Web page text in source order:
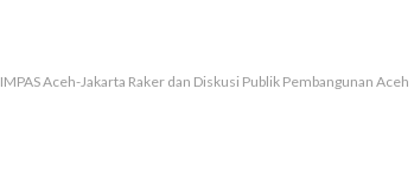
IMPAS Aceh-Jakarta Raker dan Diskusi Publik Pembangunan Aceh